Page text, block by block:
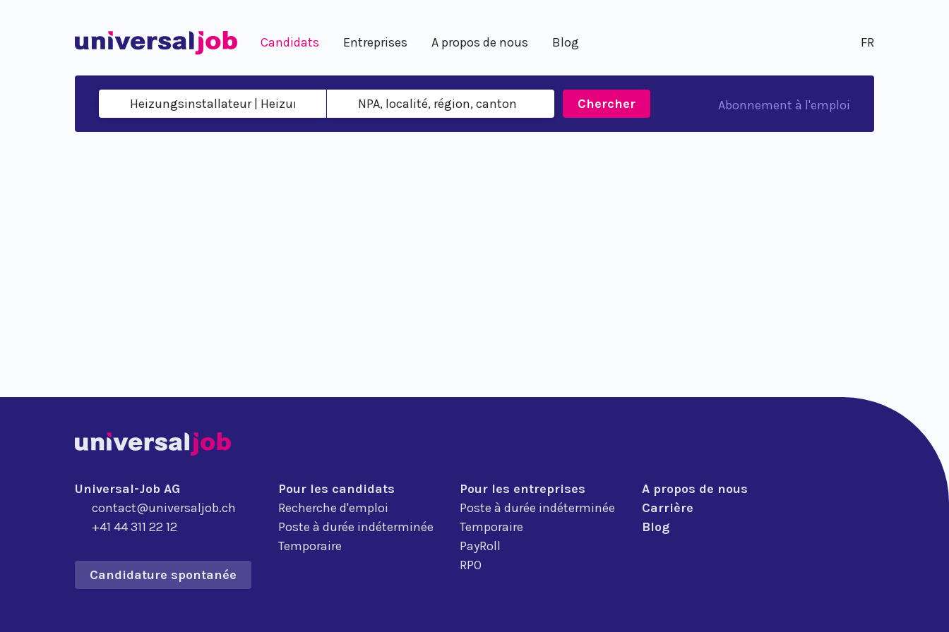
Candidats Entreprises A propos de nous Blog FR
Chercher Abonnement à l'emploi
Universal-Job AG
contact@universaljob.ch
+41 44 311 22 12
Candidature spontanée
Pour les candidats
Recherche d'emploi
Poste à durée indéterminée
Temporaire
Pour les entreprises
Poste à durée indéterminée
Temporaire
PayRoll
RPO
A propos de nous
Carrière
Blog